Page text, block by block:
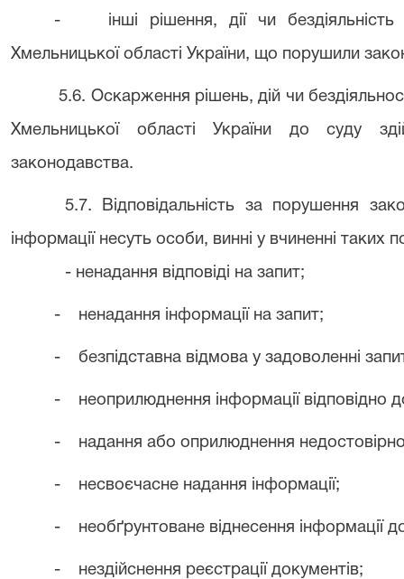
- інші рішення, дії чи бездіяльність
Хмельницької області України, що порушили
5.6. Оскарження рішень, дій чи
Хмельницької області України до суду
законодавства.
5.7. Відповідальність за порушення
інформації несуть особи, винні у вчиненні таких
- ненадання відповіді на запит;
- ненадання інформації на запит;
- безпідставна відмова у задоволенні
- неоприлюднення інформації відповідно
- надання або оприлюднення
- несвоєчасне надання інформації;
- необґрунтоване віднесення інформації
- нездійснення реєстрації документів;